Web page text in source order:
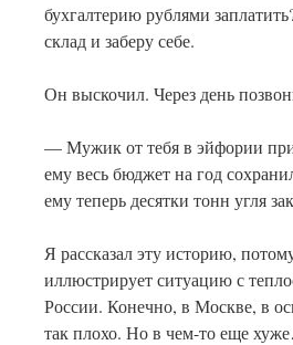
бухгалтерию рублями
склад и заберу себе.
Он выскочил. Через день
— Мужик от тебя в эйфории
ему весь бюджет на год
ему теперь десятки тонн угля
Я рассказал эту историю,
иллюстрирует ситуацию с
России. Конечно, в Москве, в
так плохо. Но в чем-то еще